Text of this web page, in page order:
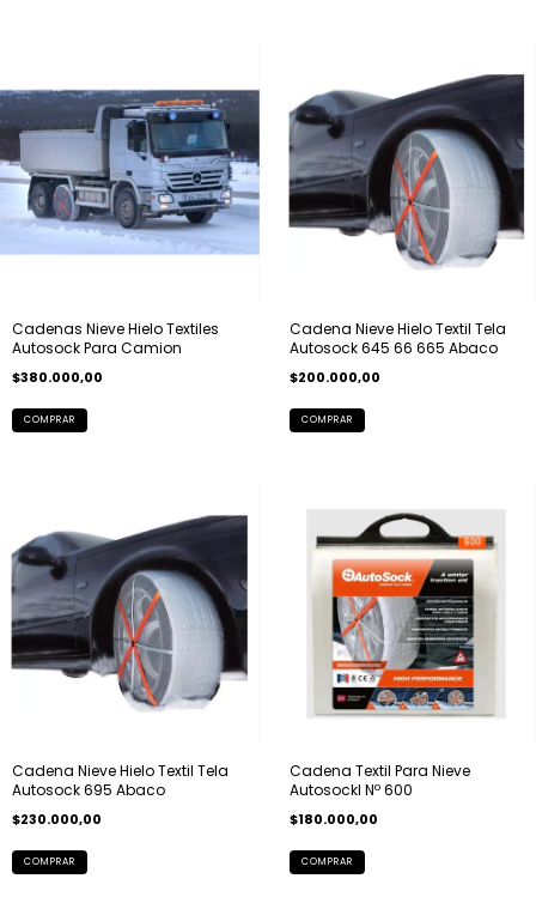
Cadenas Nieve Hielo Textiles
Autosock Para Camion
$380.000,00
Cadena Nieve Hielo Textil Tela
Autosock 645 66 665 Abaco
$200.000,00
Cadena Nieve Hielo Textil Tela
Autosock 695 Abaco
$230.000,00
Cadena Textil Para Nieve
Autosockl Nº 600
$180.000,00